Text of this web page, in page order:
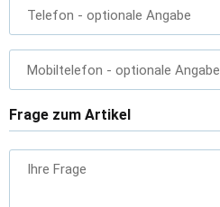
Telefon - optionale Angabe
Mobiltelefon - optionale Angabe
Frage zum Artikel
Ihre Frage